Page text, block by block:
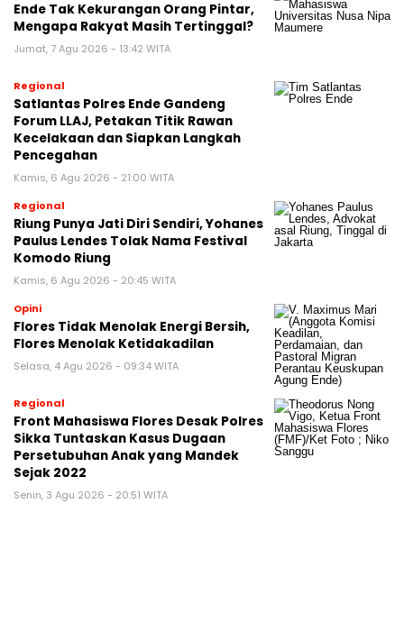
Ende Tak Kekurangan Orang Pintar,
Mengapa Rakyat Masih Tertinggal?
Jumat, 7 Agu 2026 - 13:42 WITA
Regional
Satlantas Polres Ende Gandeng
Forum LLAJ, Petakan Titik Rawan
Kecelakaan dan Siapkan Langkah
Pencegahan
Kamis, 6 Agu 2026 - 21:00 WITA
Regional
Riung Punya Jati Diri Sendiri, Yohanes
Paulus Lendes Tolak Nama Festival
Komodo Riung
Kamis, 6 Agu 2026 - 20:45 WITA
Opini
Flores Tidak Menolak Energi Bersih,
Flores Menolak Ketidakadilan
Selasa, 4 Agu 2026 - 09:34 WITA
Regional
Front Mahasiswa Flores Desak Polres
Sikka Tuntaskan Kasus Dugaan
Persetubuhan Anak yang Mandek
Sejak 2022
Senin, 3 Agu 2026 - 20:51 WITA